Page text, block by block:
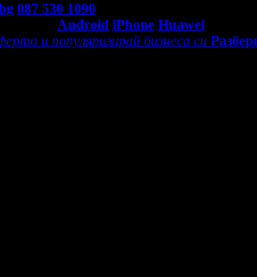
087 530 1090
Android iPhone Huawei
и популяризирай бизнеса си